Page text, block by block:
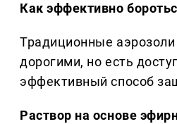
Как эффективно
Традиционные
дорогими, но есть
эффективный способ
Раствор на основе